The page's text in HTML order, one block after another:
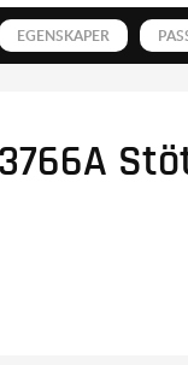
EGENSKAPER